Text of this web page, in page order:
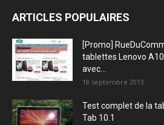
ARTICLES POPULAIRES
[Promo]
tablettes Lenovo
avec...
18 septembre 2013
Test complet de la
Tab 10.1